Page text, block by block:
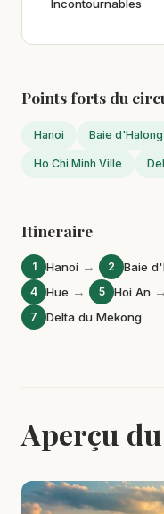
Incontournables
Points forts du
Hanoi Baie d'Halong
Ho Chi Minh Ville
Itineraire
1 Hanoi → 2 Baie
4 Hue → 5 Hoi An →
7 Delta du Mekong
Aperçu